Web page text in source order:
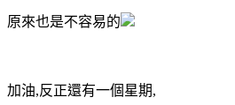
原來也是不容易的
加油,反正還有一個星期,